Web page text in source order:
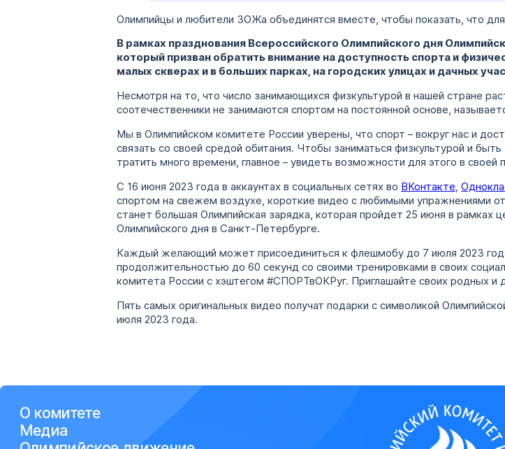
Олимпийцы и любители ЗОЖа объединятся вместе, чтобы показать, что
В рамках празднования Всероссийского Олимпийского дня
который призван обратить внимание на доступность спорта и
малых скверах и в больших парках, на городских улицах и дачных
Несмотря на то, что число занимающихся физкультурой в нашей стране
соотечественники не занимаются спортом на постоянной основе,
Мы в Олимпийском комитете России уверены, что спорт – вокруг нас и
связать со своей средой обитания. Чтобы заниматься физкультурой и
тратить много времени, главное – увидеть возможности для этого в
С 16 июня 2023 года в аккаунтах в социальных сетях во ВКонтакте,
спортом на свежем воздухе, короткие видео с любимыми упражнениями
станет большая Олимпийская зарядка, которая пройдет 25 июня в рамках
Олимпийского дня в Санкт-Петербурге.
Каждый желающий может присоединиться к флешмобу до 7 июля 2023
продолжительностью до 60 секунд со своими тренировками в своих
комитета России с хэштегом #СПОРТвОКРуг. Приглашайте своих родных и
Пять самых оригинальных видео получат подарки с символикой
июля 2023 года.
О комитете
Медиа